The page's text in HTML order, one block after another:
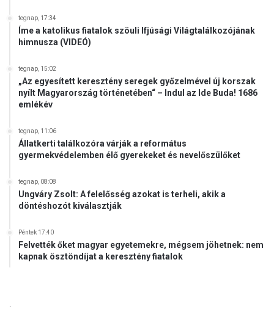
tegnap, 17:34
Íme a katolikus fiatalok szöuli Ifjúsági Világtalálkozójának
himnusza (VIDEÓ)
tegnap, 15:02
„Az egyesített keresztény seregek győzelmével új korszak
nyílt Magyarország történetében“ – Indul az Ide Buda! 1686
emlékév
tegnap, 11:06
Állatkerti találkozóra várják a református
gyermekvédelemben élő gyerekeket és nevelőszülőket
tegnap, 08:08
Ungváry Zsolt: A felelősség azokat is terheli, akik a
döntéshozót kiválasztják
Péntek 17:40
Felvették őket magyar egyetemekre, mégsem jöhetnek: nem
kapnak ösztöndíjat a keresztény fiatalok
.